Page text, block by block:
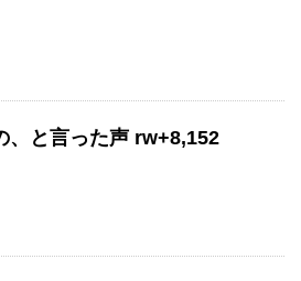
、と言った声 rw+8,152